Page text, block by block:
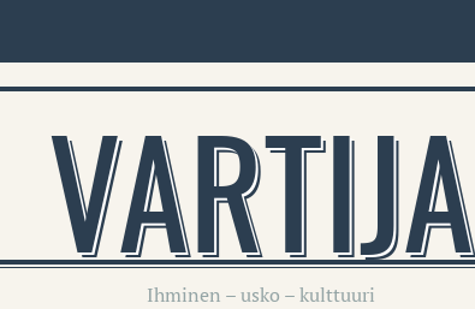
VARTIJA
Ihminen – usko – kulttuuri